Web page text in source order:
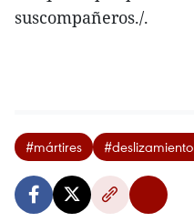
suscompañeros./.
#mártires